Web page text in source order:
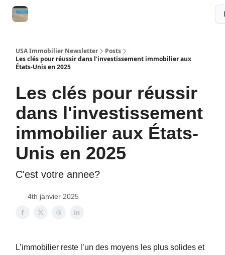
USA Immobilier Newsletter
Posts
Les clés pour réussir dans l'investissement immobilier aux
États-Unis en 2025
Les clés pour réussir
dans l'investissement
immobilier aux États-
Unis en 2025
C'est votre annee?
4th janvier 2025
L’immobilier reste l’un des moyens les plus solides et